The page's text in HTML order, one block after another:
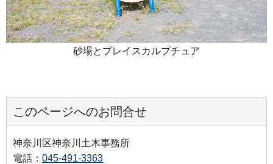
砂場とプレイスカルプチュア
このページへのお問合せ
神奈川区神奈川土木事務所
電話： 045-491-3363